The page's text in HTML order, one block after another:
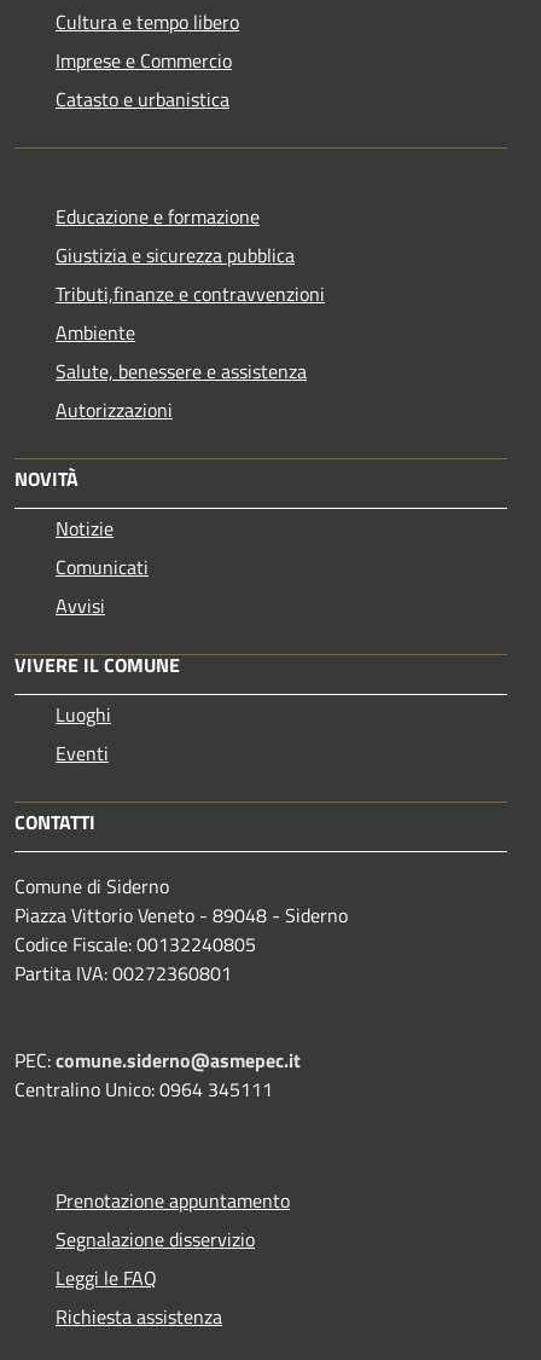
Cultura e tempo libero
Imprese e Commercio
Catasto e urbanistica
Educazione e formazione
Giustizia e sicurezza pubblica
Tributi,finanze e contravvenzioni
Ambiente
Salute, benessere e assistenza
Autorizzazioni
NOVITÀ
Notizie
Comunicati
Avvisi
VIVERE IL COMUNE
Luoghi
Eventi
CONTATTI
Comune di Siderno
Piazza Vittorio Veneto - 89048 - Siderno
Codice Fiscale: 00132240805
Partita IVA: 00272360801
PEC:comune.siderno@asmepec.it
Centralino Unico: 0964 345111
Prenotazione appuntamento
Segnalazione disservizio
Leggi le FAQ
Richiesta assistenza